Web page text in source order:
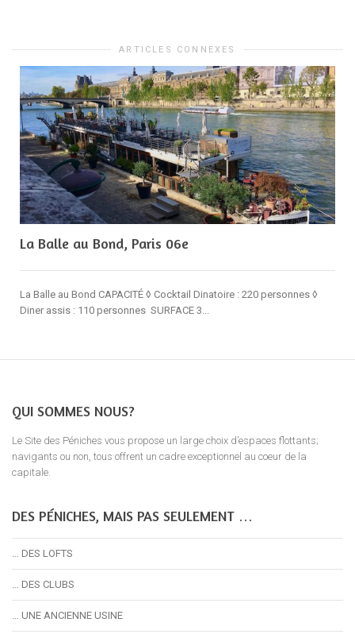
ARTICLES CONNEXES
La Balle au Bond, Paris 06e
La Balle au Bond CAPACITÉ ◊ Cocktail Dinatoire : 220 personnes ◊
Diner assis : 110 personnes SURFACE 3...
QUI SOMMES NOUS?
Le Site des Péniches vous propose un large choix d’espaces flottants;
navigants ou non, tous offrent un cadre exceptionnel au coeur de la
capitale.
DES PÉNICHES, MAIS PAS SEULEMENT …
… DES LOFTS
… DES CLUBS
… UNE ANCIENNE USINE